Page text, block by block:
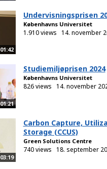
01:42
Undervisningsprisen
Københavns Universitet
1.910 views 14. november
01:21
Studiemiljøprisen 2024
Københavns Universitet
826 views 14. november
03:19
Carbon Capture,
Storage (CCUS)
Green Solutions Centre
740 views 18. september